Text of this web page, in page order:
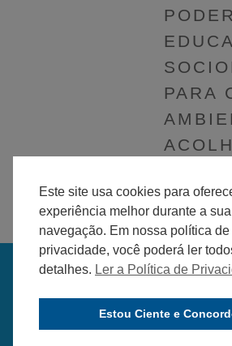
PARA
Este site usa cookies para
experiência melhor durante a sua
navegação. Em nossa política de
privacidade, você poderá ler
detalhes. Ler a Política de
Estou Ciente e